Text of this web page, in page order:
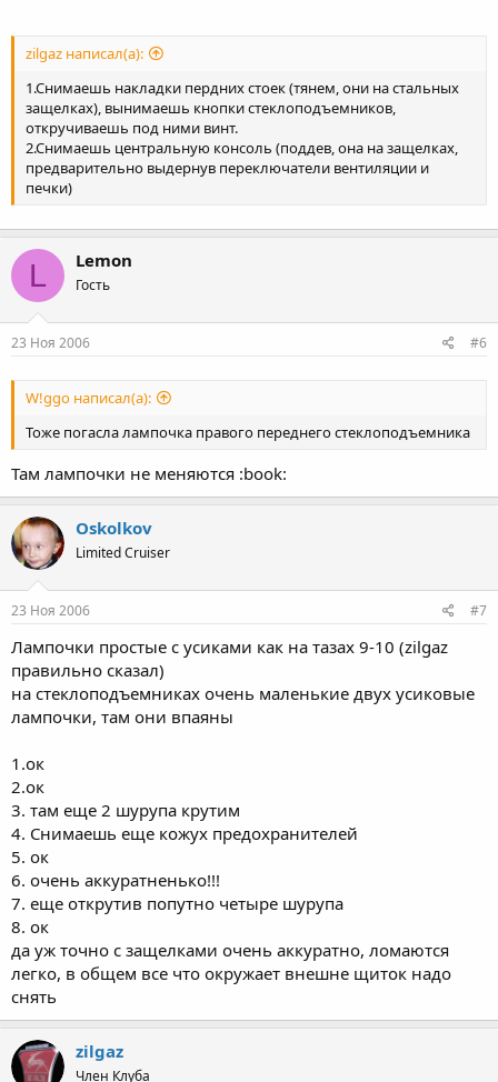
zilgaz написал(а):
1.Снимаешь накладки пердних стоек (тянем, они на стальных
защелках), вынимаешь кнопки стеклоподъемников,
откручиваешь под ними винт.
2.Снимаешь центральную консоль (поддев, она на защелках,
предварительно выдернув переключатели вентиляции и
печки)
L Lemon
Гость
23 Ноя 2006 #6
W!ggo написал(а):
Тоже погасла лампочка правого переднего стеклоподъемника
Там лампочки не меняются :book:
Oskolkov
Limited Cruiser
23 Ноя 2006 #7
Лампочки простые с усиками как на тазах 9-10 (zilgaz
правильно сказал)
на стеклоподъемниках очень маленькие двух усиковые
лампочки, там они впаяны
1.ок
2.ок
3. там еще 2 шурупа крутим
4. Снимаешь еще кожух предохранителей
5. ок
6. очень аккуратненько!!!
7. еще открутив попутно четыре шурупа
8. ок
да уж точно с защелками очень аккуратно, ломаются
легко, в общем все что окружает внешне щиток надо
снять
zilgaz
Член Клуба